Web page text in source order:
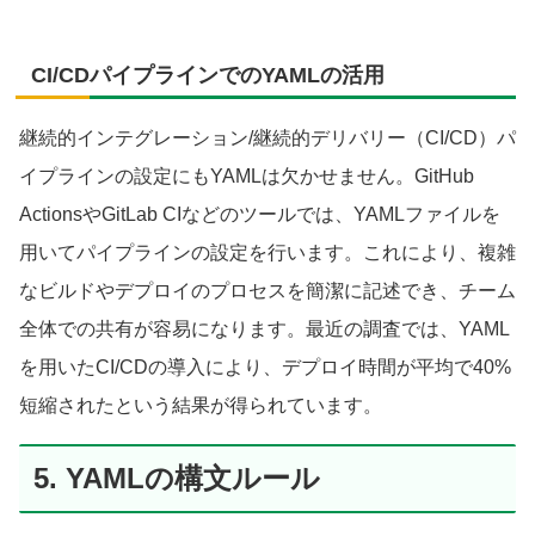
CI/CDパイプラインでのYAMLの活用
継続的インテグレーション/継続的デリバリー（CI/CD）パ
イプラインの設定にもYAMLは欠かせません。GitHub
ActionsやGitLab CIなどのツールでは、YAMLファイルを
用いてパイプラインの設定を行います。これにより、複雑
なビルドやデプロイのプロセスを簡潔に記述でき、チーム
全体での共有が容易になります。最近の調査では、YAML
を用いたCI/CDの導入により、デプロイ時間が平均で40%
短縮されたという結果が得られています。
5. YAMLの構文ルール